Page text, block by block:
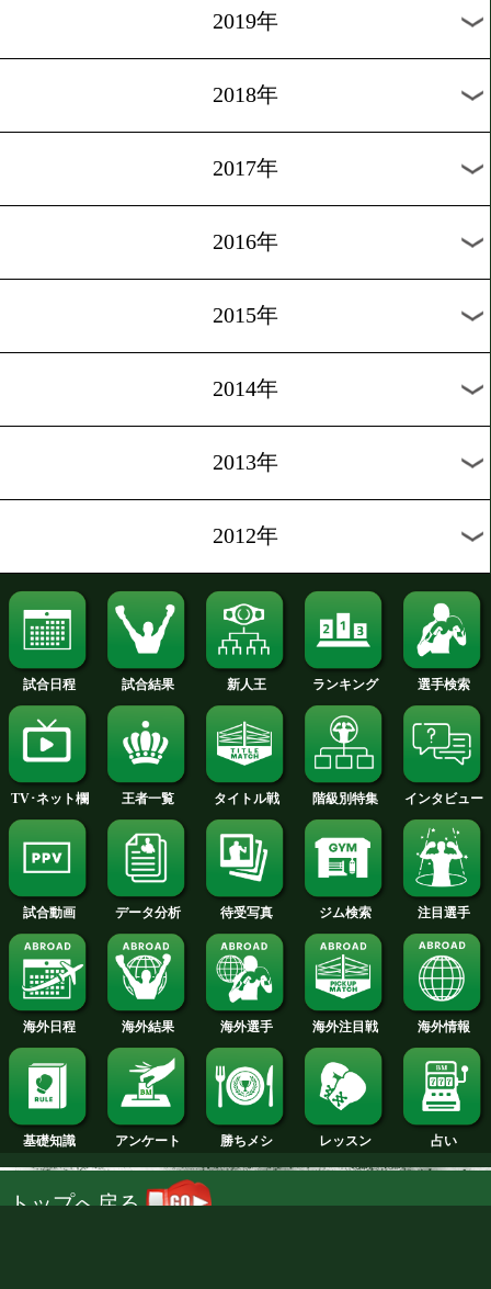
橋本 陸
vs
小川 椋
入場料:VIP席33000円/RS席22000円/指定席11000円/2
vs
月別のタイトル戦
2026年
2025年
2024年
2023年
2022年
2021年
2020年
2019年